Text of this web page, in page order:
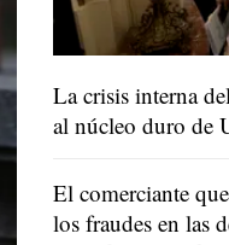
La crisis interna
al núcleo duro de
El comerciante
los fraudes en las